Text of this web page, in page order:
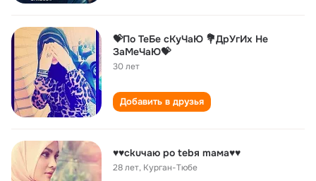
💝По ТеБе сКуЧаЮ 💐ДрУгИх Не
ЗаМеЧаЮ💝
30 лет
Добавить в друзья
♥♥сkuчаю po tebя maма♥♥
28 лет, Курган-Тюбе